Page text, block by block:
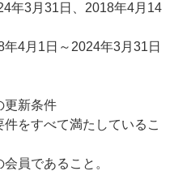
年3月31日、2018年4月14
4月1日～2024年3月31日
更新条件
をすべて満たしているこ
員であること。